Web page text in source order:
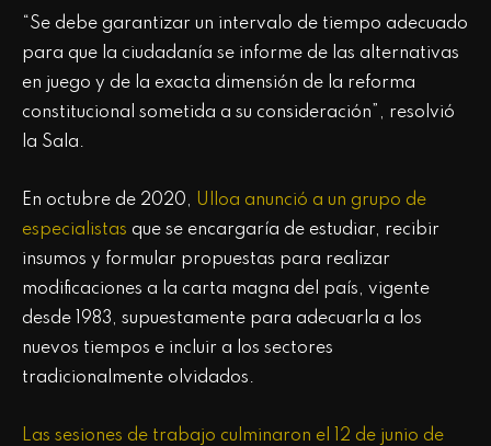
“Se debe garantizar un intervalo de tiempo adecuado
para que la ciudadanía se informe de las alternativas
en juego y de la exacta dimensión de la reforma
constitucional sometida a su consideración”, resolvió
la Sala.
En octubre de 2020, Ulloa anunció a un grupo de
especialistas que se encargaría de estudiar, recibir
insumos y formular propuestas para realizar
modificaciones a la carta magna del país, vigente
desde 1983, supuestamente para adecuarla a los
nuevos tiempos e incluir a los sectores
tradicionalmente olvidados.
Las sesiones de trabajo culminaron el 12 de junio de